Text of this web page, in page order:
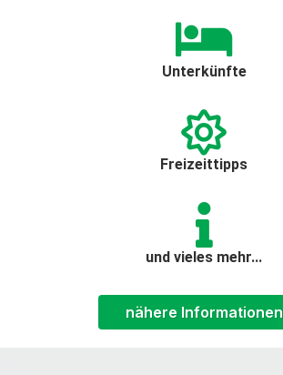
Unterkünfte
Freizeittipps
und vieles mehr...
nähere Informationen